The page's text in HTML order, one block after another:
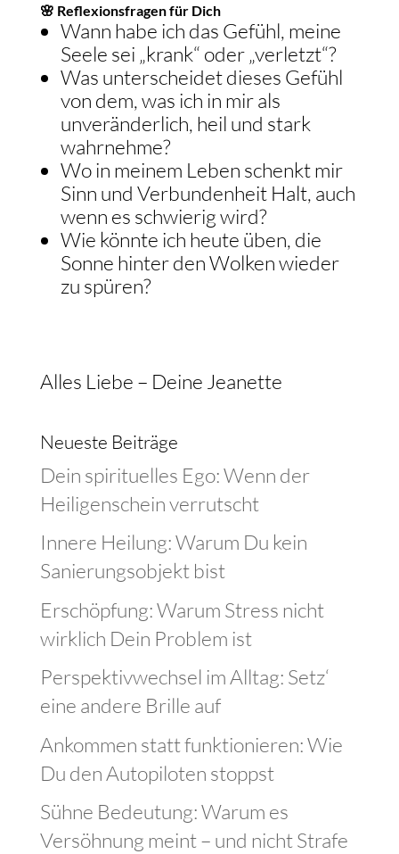
🌸 Reflexionsfragen für Dich
Wann habe ich das Gefühl, meine
Seele sei „krank“ oder „verletzt“?
Was unterscheidet dieses Gefühl
von dem, was ich in mir als
unveränderlich, heil und stark
wahrnehme?
Wo in meinem Leben schenkt mir
Sinn und Verbundenheit Halt, auch
wenn es schwierig wird?
Wie könnte ich heute üben, die
Sonne hinter den Wolken wieder
zu spüren?
Alles Liebe – Deine Jeanette
Neueste Beiträge
Dein spirituelles Ego: Wenn der
Heiligenschein verrutscht
Innere Heilung: Warum Du kein
Sanierungsobjekt bist
Erschöpfung: Warum Stress nicht
wirklich Dein Problem ist
Perspektivwechsel im Alltag: Setz‘
eine andere Brille auf
Ankommen statt funktionieren: Wie
Du den Autopiloten stoppst
Sühne Bedeutung: Warum es
Versöhnung meint – und nicht Strafe